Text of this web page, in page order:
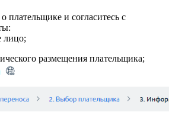
плательщике и согласитесь с
лицо;
размещения плательщика;